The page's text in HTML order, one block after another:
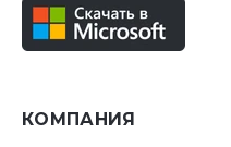
КОМПАНИЯ